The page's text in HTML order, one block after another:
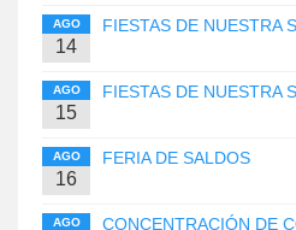
AGO
14
FIESTAS DE NUESTRA
AGO
15
FIESTAS DE NUESTRA
AGO
16
FERIA DE SALDOS
AGO CONCENTRACIÓN DE